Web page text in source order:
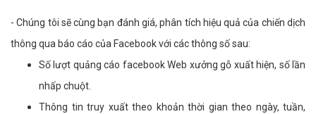
- Chúng tôi sẽ cùng bạn đánh giá, phân tích hiệu quả của chiến dịch
thông qua báo cáo của Facebook với các thông số sau:
Số lượt quảng cáo facebook Web xưởng gỗ xuất hiện, số lần
nhấp chuột.
Thông tin truy xuất theo khoản thời gian theo ngày, tuần,